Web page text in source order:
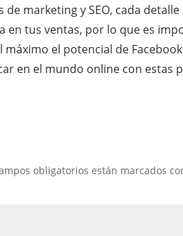
marketing y SEO, cada
en tus ventas, por lo que es
máximo el potencial de
en el mundo online con
obligatorios están marcados